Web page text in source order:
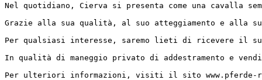
Nel quotidiano, Cierva si presenta come una cavalla
Grazie alla sua qualità, al suo atteggiamento e alla
Per qualsiasi interesse, saremo lieti di ricevere il
In qualità di maneggio privato di addestramento e
Per ulteriori informazioni, visiti il sito www.pferde-